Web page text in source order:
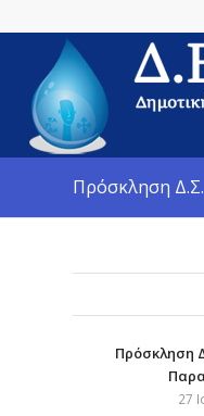
Πρόσκληση
Πρόσκληση
27